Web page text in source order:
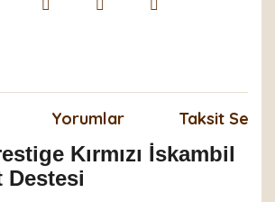
Yorumlar Taksit
Kırmızı İskambil
Destesi